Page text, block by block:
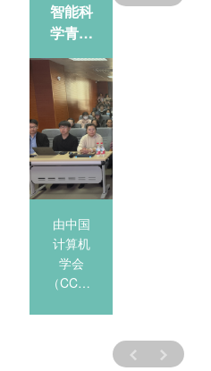
智能科
学青年
先锋沙
龙-《大
模型和
DeepSeek
的机遇
与挑
战》-河
北农业
大学
由中国
计算机
学会
（CCF）
智能科
YOCSEF
保定、